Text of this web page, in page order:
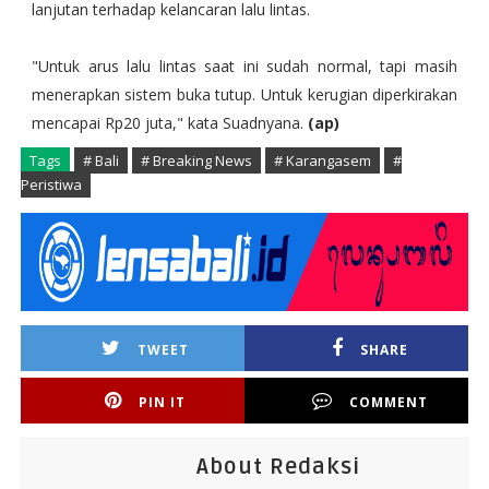
lanjutan terhadap kelancaran lalu lintas.
"Untuk arus lalu lintas saat ini sudah normal, tapi masih
menerapkan sistem buka tutup. Untuk kerugian diperkirakan
mencapai Rp20 juta," kata Suadnyana. (ap)
Tags # Bali # Breaking News # Karangasem
#
Peristiwa
TWEET SHARE
PIN IT COMMENT
About Redaksi